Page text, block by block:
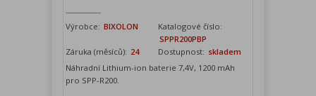
Výrobce: BIXOLON
Katalogové číslo:
SPPR200PBP
Záruka (měsíců): 24 Dostupnost: skladem
Náhradní Lithium-ion baterie 7,4V, 1200 mAh
pro SPP-R200.